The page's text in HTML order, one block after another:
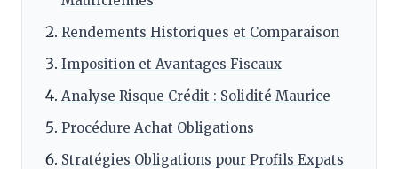
Rendements Historiques et Comparaison
Imposition et Avantages Fiscaux
Analyse Risque Crédit : Solidité Maurice
Procédure Achat Obligations
Stratégies Obligations pour Profils Expats